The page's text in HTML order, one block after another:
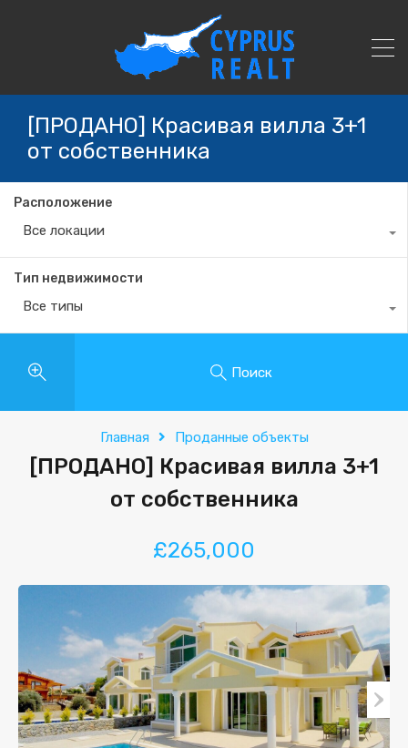
[ПРОДАНО] Красивая вилла 3+1
от собственника
Расположение
Все локации
Тип недвижимости
Все типы
Поиск
Главная Проданные объекты
[ПРОДАНО] Красивая вилла 3+1
от собственника
£265,000